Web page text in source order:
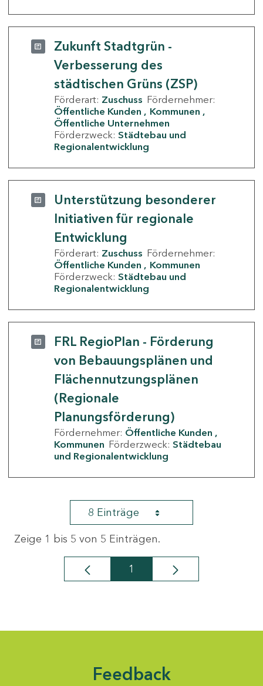
Zukunft Stadtgrün -
Verbesserung des
städtischen Grüns (ZSP)
Förderart: Zuschuss Fördernehmer:
Öffentliche Kunden
Kommunen
Öffentliche Unternehmen
Förderzweck: Städtebau und
Regionalentwicklung
Unterstützung besonderer
Initiativen für regionale
Entwicklung
Förderart: Zuschuss Fördernehmer:
Öffentliche Kunden
Kommunen
Förderzweck: Städtebau und
Regionalentwicklung
FRL RegioPlan - Förderung
von Bebauungsplänen und
Flächennutzungsplänen
(Regionale
Planungsförderung)
Fördernehmer: Öffentliche Kunden
Kommunen Förderzweck: Städtebau
und Regionalentwicklung
8 Einträge
Zeige 1 bis 5 von 5 Einträgen.
Seite
1
Feedback